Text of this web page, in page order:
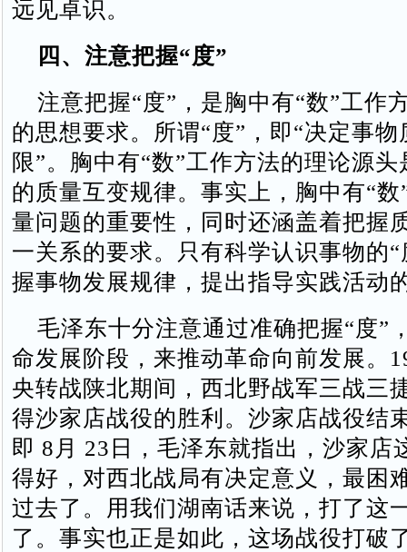
远见卓识。
四、注意把握“度”
注意把握“度”，是胸中有“数”工作
的思想要求。所谓“度”，即“决定事
限”。胸中有“数”工作方法的理论源
的质量互变规律。事实上，胸中有“
量问题的重要性，同时还涵盖着把握
一关系的要求。只有科学认识事物的
握事物发展规律，提出指导实践活动
毛泽东十分注意通过准确把握“度”
命发展阶段，来推动革命向前发展。
央转战陕北期间，西北野战军三战三
得沙家店战役的胜利。沙家店战役结
即 8月 23日，毛泽东就指出，沙家店
得好，对西北战局有决定意义，最困
过去了。用我们湖南话来说，打了这
了。事实也正是如此，这场战役打破